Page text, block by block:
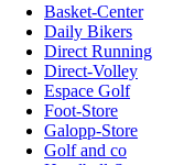
Basket-Center
Daily Bikers
Direct Running
Direct-Volley
Espace Golf
Foot-Store
Galopp-Store
Golf and co